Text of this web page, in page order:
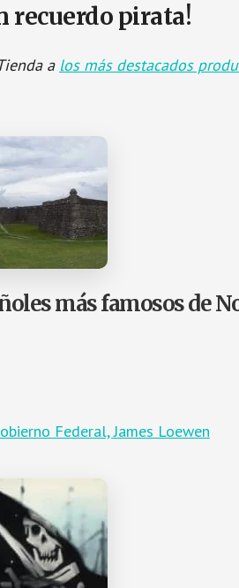
recuerdo pirata!
a los más destacados
más famosos de
Federal, James Loewen